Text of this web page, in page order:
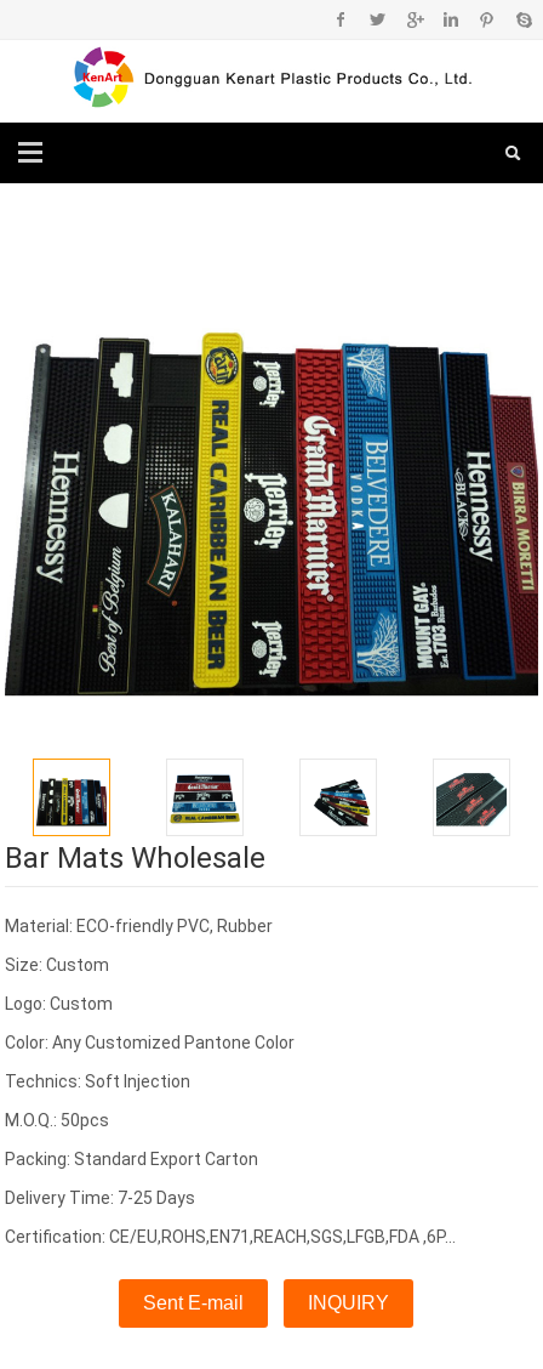
Bar Mats Wholesale
Material: ECO-friendly PVC, Rubber
Size: Custom
Logo: Custom
Color: Any Customized Pantone Color
Technics: Soft Injection
M.O.Q.: 50pcs
Packing: Standard Export Carton
Delivery Time: 7-25 Days
Certification: CE/EU,ROHS,EN71,REACH,SGS,LFGB,FDA ,6P...
Sent E-mail INQUIRY